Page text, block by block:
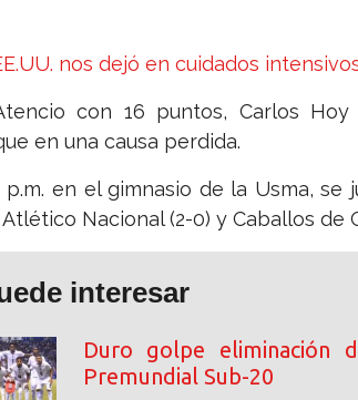
nos dejó en cuidados
con 16 puntos, Carlos
en una causa perdida.
p.m. en el gimnasio de la Usma,
Nacional (2-0) y Caballos de
interesar
Duro golpe eliminación
Premundial Sub-20